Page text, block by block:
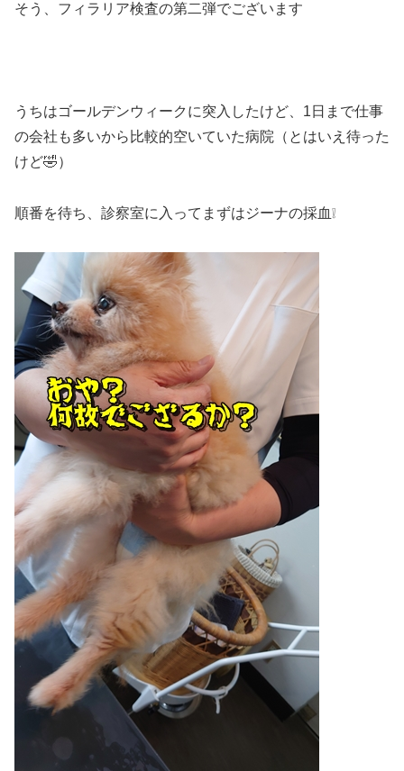
そう、フィラリア検査の第二弾でございます
うちはゴールデンウィークに突入したけど、1日まで仕事
の会社も多いから比較的空いていた病院（とはいえ待った
けど🤣）
順番を待ち、診察室に入ってまずはジーナの採血❕